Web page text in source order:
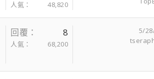
人氣 48,820
回覆 8
人氣 68,200
5/